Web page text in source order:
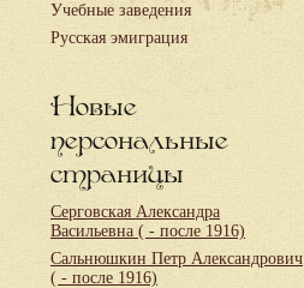
Учебные заведения
Русская эмиграция
Новые
персональные
страницы
Серговская Александра
Васильевна ( - после 1916)
Сальнюшкин Петр Александрович
( - после 1916)